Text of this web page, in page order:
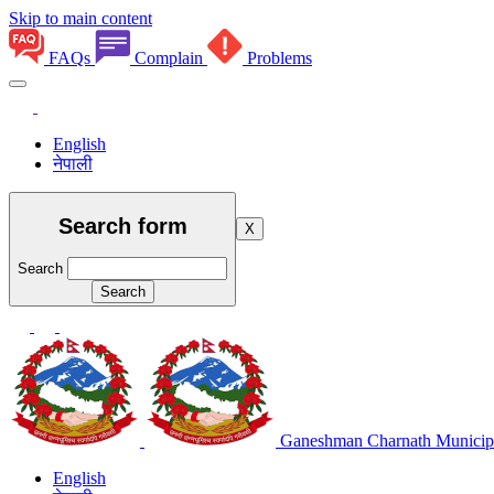
Skip to main content
FAQs Complain Problems
English
नेपाली
Search form
Search
X
Ganeshman Charnath
English